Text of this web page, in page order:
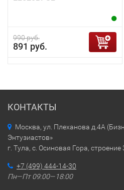
990 руб.
891 руб.
КОНТАКТЫ
Москва, ул. Плеханова д.4А
Энтузиастов»
г. Тула, с. Осиновая Гора, строение
+7 (499) 444-14-30
Пн—Пт 09:00—18:00